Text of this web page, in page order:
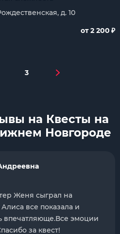
д. 10
от 2 200 ₽
3
на Квесты на
Новгороде
Женя сыграл на
все показала и
впечатляюще.Все эмоции
за квест!